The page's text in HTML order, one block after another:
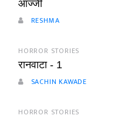
आज्जी
RESHMA
HORROR STORIES
रानवाटा - 1
SACHIN KAWADE
HORROR STORIES